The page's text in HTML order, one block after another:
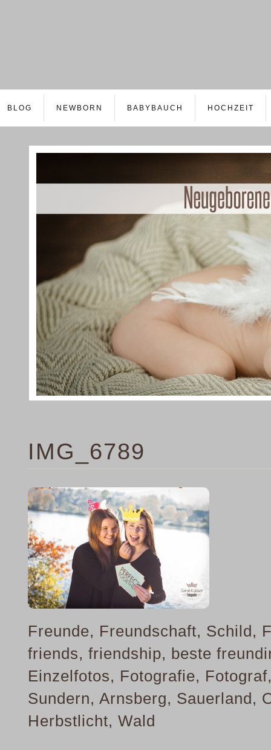
BLOG NEWBORN BABYBAUCH HOCHZEIT
IMG_6789
Freunde, Freundschaft, Schild,
friends, friendship, beste
Einzelfotos, Fotografie,
Sundern, Arnsberg, Sauerland,
Herbstlicht, Wald